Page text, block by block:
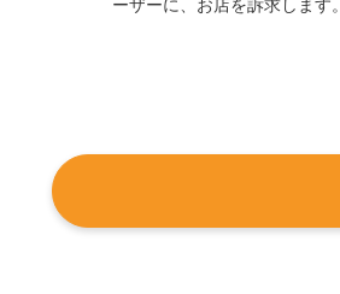
ーザーに、お店を訴求します。